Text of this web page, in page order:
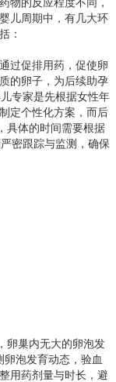
儿周期中，有几大环
：
过促排用药，促使卵
的卵子，为后续助孕
专家是先根据女性年
定个性化方案，而后
具体的时间需要根据
密跟踪与监测，确保
卵巢内无大的卵泡发
泡发育动态，验血
用药剂量与时长，避